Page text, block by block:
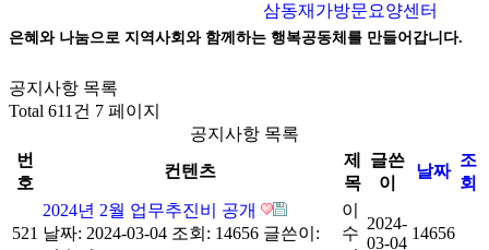
삼동재가방문요양센터
은혜와 나눔으로 지역사회와 함께하는 행복공동체를 만들어갑니다.
공지사항 목록
Total 611건 7 페이지
공지사항 목록
번
호
컨텐츠
제
목
글쓴
이
날짜
조
회
521
2024년 2월 업무추진비 공개
날짜: 2024-03-04 조회: 14656 글쓴이:
이
수
2024-
03-04
14656